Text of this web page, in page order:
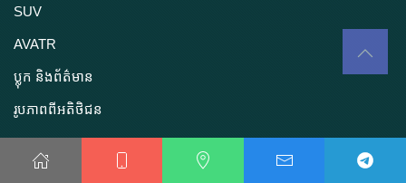
SUV
AVATR
ប្លុក និងព័ត៌មាន
រូបភាពពីអតិថិជន
ការគាំទ្រ